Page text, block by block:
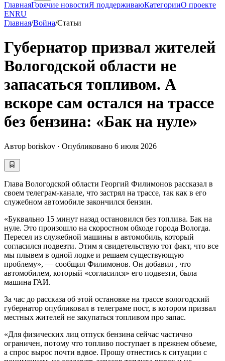
ГлавнаяГорячие новостиЯ поддерживаюКатегорииО проекте
ENRU
Главная/Война/Статьи
Губернатор призвал жителей
Вологодской области не
запасаться топливом. А
вскоре сам остался на трассе
без бензина: «Бак на нуле»
Автор boriskov · Опубликовано 6 июля 2026
Глава Вологодской области Георгий Филимонов рассказал в
своем телеграм-канале, что застрял на трассе, так как в его
служебном автомобиле закончился бензин.
«Буквально 15 минут назад остановился без топлива. Бак на
нуле. Это произошло на скоростном обходе города Вологда.
Пересел из служебной машины в автомобиль, который
согласился подвезти. Этим я свидетельствую тот факт, что все
мы плывем в одной лодке и решаем существующую
проблему», — сообщил Филимонов. Он добавил , что
автомобилем, который «согласился» его подвезти, была
машина ГАИ.
За час до рассказа об этой остановке на трассе вологодский
губернатор опубликовал в телеграме пост, в котором призвал
местных жителей не закупаться топливом про запас.
«Для физических лиц отпуск бензина сейчас частично
ограничен, потому что топливо поступает в прежнем объеме,
а спрос вырос почти вдвое. Прошу отнестись к ситуации с